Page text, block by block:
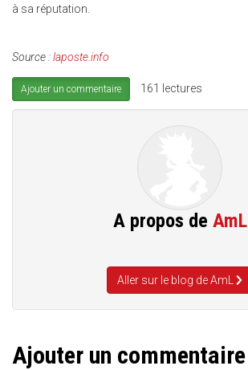
à sa réputation.
Source :laposte.info
Ajouter un commentaire 161 lectures
A propos de AmL
Aller sur le blog de AmL
Ajouter un commentaire